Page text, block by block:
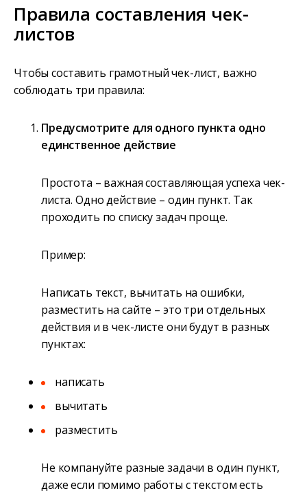
Правила составления чек-
листов
Чтобы составить грамотный чек-лист, важно
соблюдать три правила:
Предусмотрите для одного пункта одно
единственное действие
Простота – важная составляющая успеха чек-
листа. Одно действие – один пункт. Так
проходить по списку задач проще.
Пример:
Написать текст, вычитать на ошибки,
разместить на сайте – это три отдельных
действия и в чек-листе они будут в разных
пунктах:
написать
вычитать
разместить
Не компануйте разные задачи в один пункт,
даже если помимо работы с текстом есть